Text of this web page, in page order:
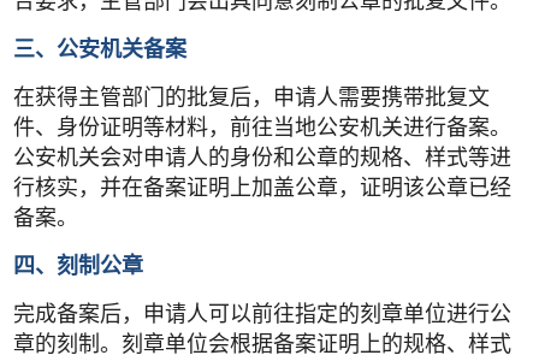
三、公安机关备案
在获得主管部门的批复后，申请人需要携带批复文
件、身份证明等材料，前往当地公安机关进行备案。
公安机关会对申请人的身份和公章的规格、样式等进
行核实，并在备案证明上加盖公章，证明该公章已经
备案。
四、刻制公章
完成备案后，申请人可以前往指定的刻章单位进行公
章的刻制。刻章单位会根据备案证明上的规格、样式